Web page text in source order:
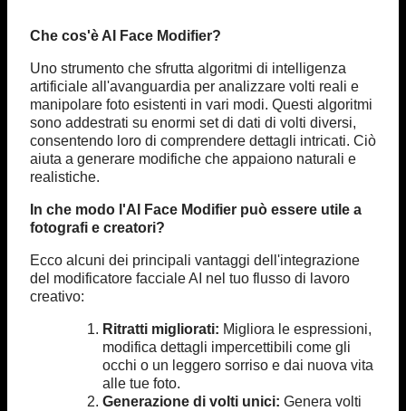
Che cos'è AI Face Modifier?
Uno strumento che sfrutta algoritmi di intelligenza
artificiale all'avanguardia per analizzare volti reali e
manipolare foto esistenti in vari modi. Questi algoritmi
sono addestrati su enormi set di dati di volti diversi,
consentendo loro di comprendere dettagli intricati. Ciò
aiuta a generare modifiche che appaiono naturali e
realistiche.
In che modo l'AI Face Modifier può essere utile a
fotografi e creatori?
Ecco alcuni dei principali vantaggi dell'integrazione
del modificatore facciale AI nel tuo flusso di lavoro
creativo:
Ritratti migliorati: Migliora le espressioni,
modifica dettagli impercettibili come gli
occhi o un leggero sorriso e dai nuova vita
alle tue foto.
Generazione di volti unici: Genera volti